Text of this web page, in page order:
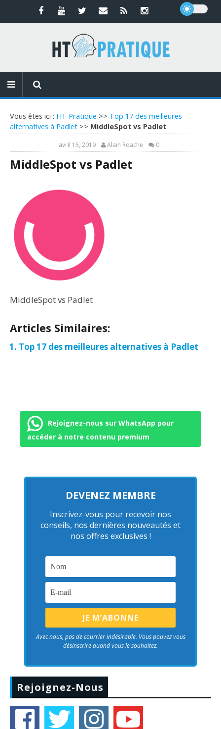
Vous êtes ici : HT Pratique >> Top 17 des meilleures
alternatives à Padlet >> MiddleSpot vs Padlet
avril 15, 2019 Alain Roache 0
MiddleSpot vs Padlet
MiddleSpot vs Padlet
Articles Similaires:
Top 17 des meilleures alternatives à Padlet
Rejoignez-nous sur WhatsApp pour
accéder à notre contenu premium
DEVENEZ MEMBRE
Inscrivez-vous pour recevoir nos
conseils, nos dernières nouveautés et
nos offres exclusives !
Avec nous, pas de courrier indésirable. Vous pouvez vous
désinscrire quand vous le souhaitez.
Rejoignez-Nous